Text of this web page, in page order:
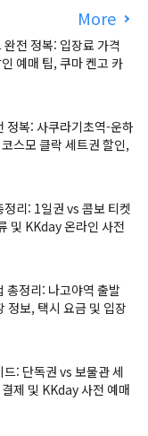
More
전 정복: 입장료 가격
예매 팁, 쿠마 켄고 카
정복: 사쿠라기초역-운하
스모 클락 세트권 할인,
리: 1일권 vs 콤보 티켓
및 KKday 온라인 사전
총정리: 나고야역 출발
정보, 택시 요금 및 입장
: 단독권 vs 보물관 세
제 및 KKday 사전 예매